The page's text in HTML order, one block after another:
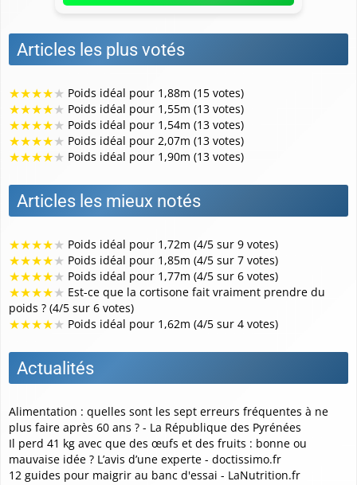
Articles les plus votés
★★★★★ Poids idéal pour 1,88m (15 votes)
★★★★★ Poids idéal pour 1,55m (13 votes)
★★★★★ Poids idéal pour 1,54m (13 votes)
★★★★★ Poids idéal pour 2,07m (13 votes)
★★★★★ Poids idéal pour 1,90m (13 votes)
Articles les mieux notés
★★★★★ Poids idéal pour 1,72m (4/5 sur 9 votes)
★★★★★ Poids idéal pour 1,85m (4/5 sur 7 votes)
★★★★★ Poids idéal pour 1,77m (4/5 sur 6 votes)
★★★★★ Est-ce que la cortisone fait vraiment prendre du
poids ? (4/5 sur 6 votes)
★★★★★ Poids idéal pour 1,62m (4/5 sur 4 votes)
Actualités
Alimentation : quelles sont les sept erreurs fréquentes à ne
plus faire après 60 ans ? - La République des Pyrénées
Il perd 41 kg avec que des œufs et des fruits : bonne ou
mauvaise idée ? L’avis d’une experte - doctissimo.fr
12 guides pour maigrir au banc d'essai - LaNutrition.fr